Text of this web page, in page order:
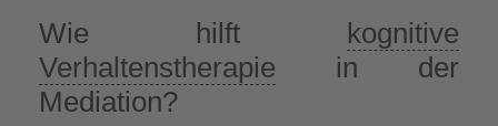
Wie hilft kognitive
Verhaltenstherapie in der
Mediation?